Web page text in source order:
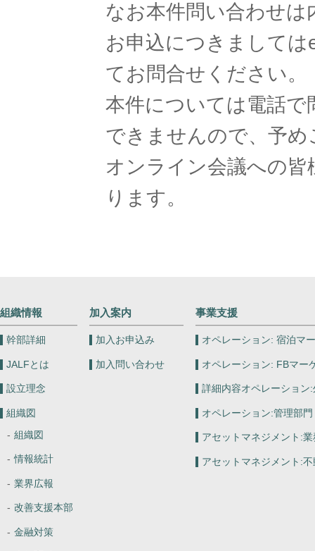
なお本件問い合わせは
お申込につきまして
てお問合せください。
本件については電話
できませんので、予
オンライン会議への
ります。
組織情報
幹部詳細
JALFとは
設立理念
組織図
組織図
情報統計
業界広報
改善支援本部
金融対策
加入案内
加入お申込み
加入問い合わせ
事業支援
オペレーション: 宿泊マ
オペレーション: FBマー
詳細内容オペレーション:
オペレーション:管理部門
アセットマネジメント:業
アセットマネジメント:不